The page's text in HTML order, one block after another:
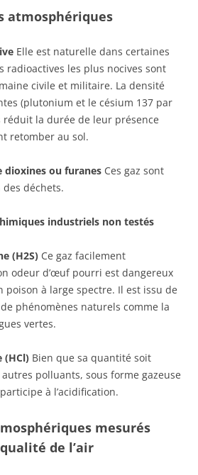
atmosphériques
Elle est naturelle dans certaines
radioactives les plus nocives sont
civile et militaire. La densité
(plutonium et le césium 137 par
réduit la durée de leur présence
retomber au sol.
dioxines ou furanes Ces gaz sont
des déchets.
industriels non testés
(H2S) Ce gaz facilement
odeur d’œuf pourri est dangereux
poison à large spectre. Il est issu de
phénomènes naturels comme la
vertes.
(HCl) Bien que sa quantité soit
polluants, sous forme gazeuse
à l’acidification.
mesurés
de l’air